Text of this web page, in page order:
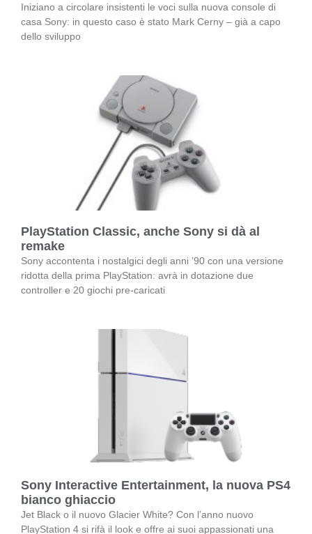
Iniziano a circolare insistenti le voci sulla nuova console di
casa Sony: in questo caso è stato Mark Cerny – già a capo
dello sviluppo
PlayStation Classic, anche Sony si dà al
remake
Sony accontenta i nostalgici degli anni ’90 con una versione
ridotta della prima PlayStation: avrà in dotazione due
controller e 20 giochi pre-caricati
Sony Interactive Entertainment, la nuova PS4
bianco ghiaccio
Jet Black o il nuovo Glacier White? Con l’anno nuovo
PlayStation 4 si rifà il look e offre ai suoi appassionati una